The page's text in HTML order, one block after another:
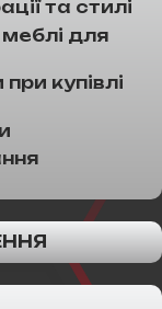
та стилі
для
купівлі